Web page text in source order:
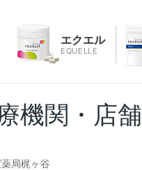
エクエル
EQUELLE
機関・店舗
局梶ヶ谷